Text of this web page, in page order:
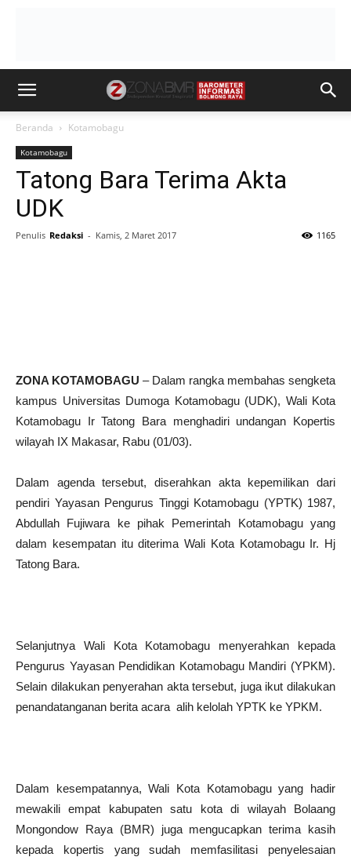
Beranda Kotamobagu
Kotamobagu
Tatong Bara Terima Akta
UDK
Penulis Redaksi - Kamis, 2 Maret 2017 1165
ZONA KOTAMOBAGU – Dalam rangka membahas sengketa
kampus Universitas Dumoga Kotamobagu (UDK), Wali Kota
Kotamobagu Ir Tatong Bara menghadiri undangan Kopertis
wilayah IX Makasar, Rabu (01/03).
Dalam agenda tersebut, diserahkan akta kepemilikan dari
pendiri Yayasan Pengurus Tinggi Kotamobagu (YPTK) 1987,
Abdullah Fujiwara ke pihak Pemerintah Kotamobagu yang
dalam kesempatan itu diterima Wali Kota Kotamobagu Ir. Hj
Tatong Bara.
Selanjutnya Wali Kota Kotamobagu menyerahkan kepada
Pengurus Yayasan Pendidikan Kotamobagu Mandiri (YPKM).
Selain dilakukan penyerahan akta tersebut, juga ikut dilakukan
penandatanganan berita acara alih kelolah YPTK ke YPKM.
Dalam kesempatannya, Wali Kota Kotamobagu yang hadir
mewakili empat kabupaten satu kota di wilayah Bolaang
Mongondow Raya (BMR) juga mengucapkan terima kasih
kepada kopertis yang sudah memfasilitasi penyelesaian